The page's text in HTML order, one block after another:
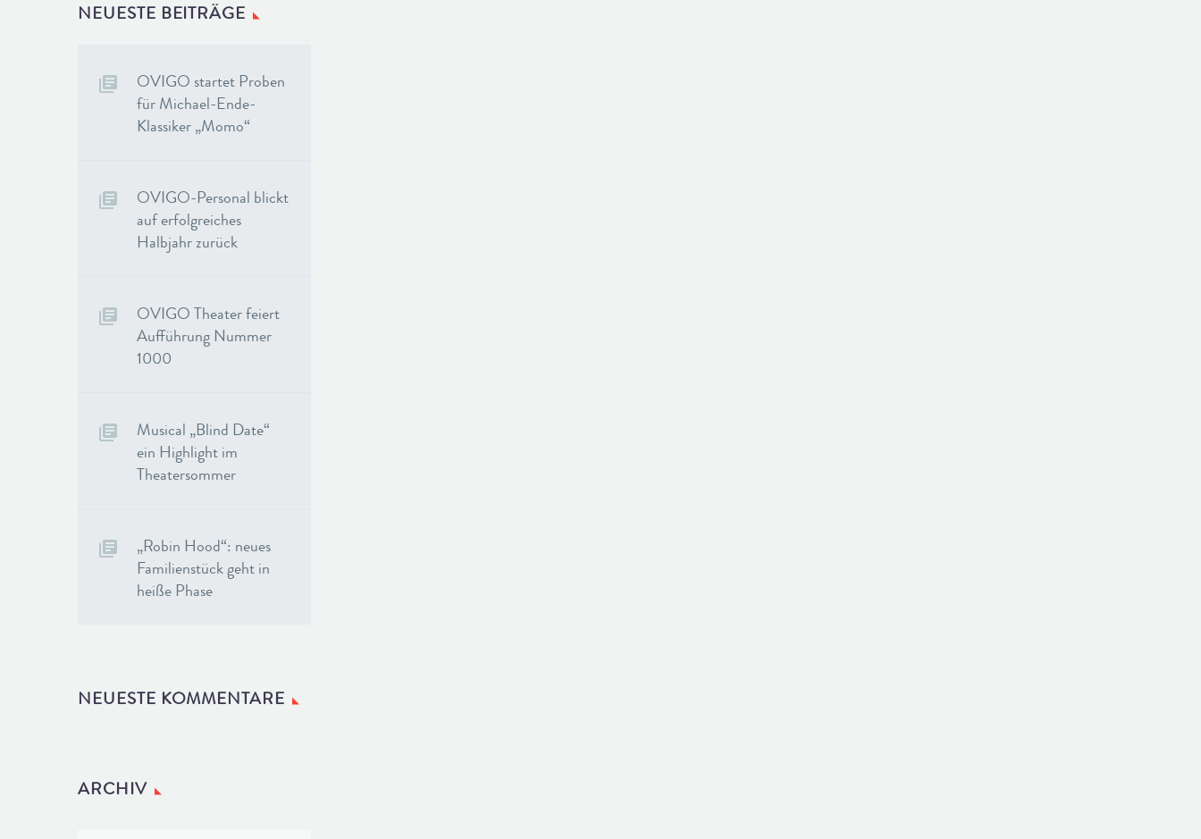
NEUESTE BEITRÄGE
OVIGO startet Proben
für Michael-Ende-
Klassiker „Momo“
OVIGO-Personal blickt
auf erfolgreiches
Halbjahr zurück
OVIGO Theater feiert
Aufführung Nummer
1000
Musical „Blind Date“
ein Highlight im
Theatersommer
„Robin Hood“: neues
Familienstück geht in
heiße Phase
NEUESTE KOMMENTARE
ARCHIV